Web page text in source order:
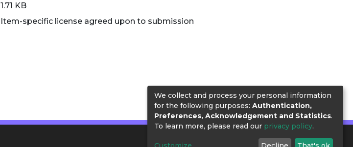
1.71 KB
Item-specific license agreed upon to submission
We collect and process your personal information
for the following purposes: Authentication,
Preferences, Acknowledgement and Statistics.
To learn more, please read our privacy policy.